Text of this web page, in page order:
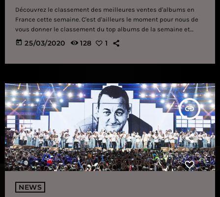
Découvrez le classement des meilleures ventes d'albums en
France cette semaine. C'est d'ailleurs le moment pour nous de
vous donner le classement du top albums de la semaine et
vous allez voir, il y a quelques surprises ! C'est Ninho qui est à
la tête du classement avec sa mixtape "M.I.L.S 3". Juste devant
today 25/03/2020 128 1
insert_link
NEWS